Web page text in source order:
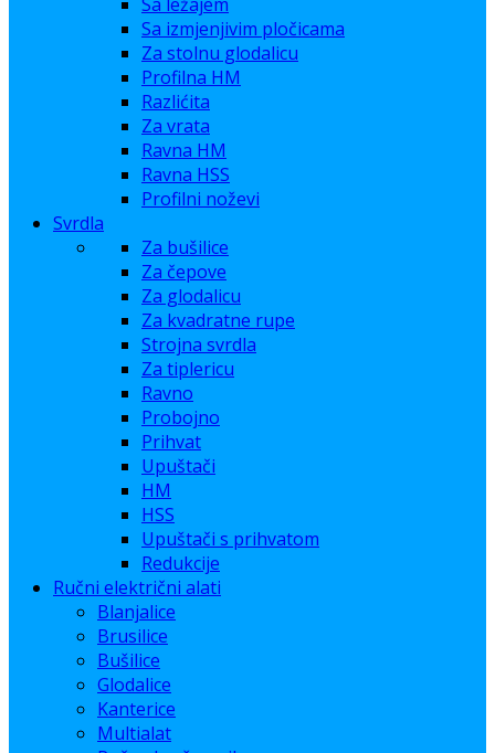
Sa izmjenjivim pločicama
Za stolnu glodalicu
Profilna HM
Razlićita
Za vrata
Ravna HM
Ravna HSS
Profilni noževi
Svrdla
Za bušilice
Za čepove
Za glodalicu
Za kvadratne rupe
Strojna svrdla
Za tiplericu
Ravno
Probojno
Prihvat
Upuštači
HM
HSS
Upuštači s prihvatom
Redukcije
Ručni električni alati
Blanjalice
Brusilice
Bušilice
Glodalice
Kanterice
Multialat